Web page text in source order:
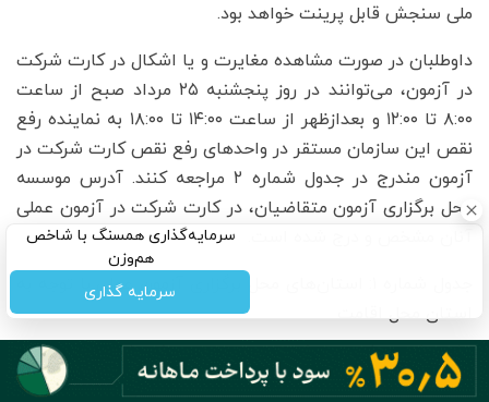
ملی سنجش قابل پرینت خواهد بود.
داوطلبان در صورت مشاهده مغایرت و یا اشکال در کارت شرکت
در آزمون، می‌توانند در روز پنجشنبه ۲۵ مرداد صبح از ساعت
۸:۰۰ تا ۱۲:۰۰ و بعدازظهر از ساعت ۱۴:۰۰ تا ۱۸:۰۰ به نماینده رفع
نقص این سازمان مستقر در واحدهای رفع نقص کارت شرکت در
آزمون مندرج در جدول شماره ۲ مراجعه کنند. آدرس موسسه
محل برگزاری آزمون متقاضیان، در کارت شرکت در آزمون عملی
جدول شماره ۱: استان‌های محل برگزاری آزمون عملی با توجه به
استان محل اقامت
شهرستان
سرمایه‌گذاری همسنگ با شاخص
هم‌وزن
سرمایه گذاری